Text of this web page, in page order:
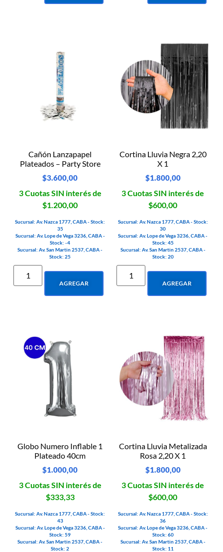
Cañón Lanzapapel
Plateados – Party Store
$3.600,00
3 Cuotas SIN interés de
$1.200,00
Sucursal: Av. Nazca 1777, CABA - Stock:
35
Sucursal: Av. Lope de Vega 3236, CABA -
Stock: -4
Sucursal: Av. San Martin 2537, CABA -
Stock: 25
AGREGAR
Cortina Lluvia Negra 2,20
X 1
$1.800,00
3 Cuotas SIN interés de
$600,00
Sucursal: Av. Nazca 1777, CABA - Stock:
30
Sucursal: Av. Lope de Vega 3236, CABA -
Stock: 45
Sucursal: Av. San Martin 2537, CABA -
Stock: 20
AGREGAR
Globo Numero Inflable 1
Plateado 40cm
$1.000,00
3 Cuotas SIN interés de
$333,33
Sucursal: Av. Nazca 1777, CABA - Stock:
43
Sucursal: Av. Lope de Vega 3236, CABA -
Stock: 59
Sucursal: Av. San Martin 2537, CABA -
Stock: 2
Cortina Lluvia Metalizada
Rosa 2,20 X 1
$1.800,00
3 Cuotas SIN interés de
$600,00
Sucursal: Av. Nazca 1777, CABA - Stock:
36
Sucursal: Av. Lope de Vega 3236, CABA -
Stock: 60
Sucursal: Av. San Martin 2537, CABA -
Stock: 11